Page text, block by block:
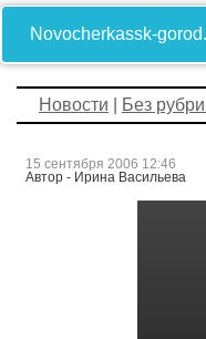
Novocherkassk-
Новости Без
15 сентября 2006 12:46
Автор - Ирина Васильева